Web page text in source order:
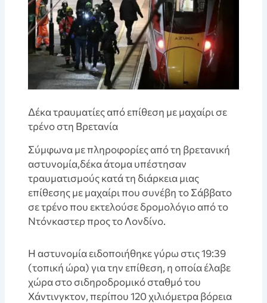
Δέκα τραυματίες από επίθεση με μαχαίρι σε
τρένο στη Βρετανία
Σύμφωνα με πληροφορίες από τη βρετανική
αστυνομία,δέκα άτομα υπέστησαν
τραυματισμούς κατά τη διάρκεια μιας
επίθεσης με μαχαίρι που συνέβη το Σάββατο
σε τρένο που εκτελούσε δρομολόγιο από το
Ντόνκαστερ προς το Λονδίνο.
Η αστυνομία ειδοποιήθηκε γύρω στις 19:39
(τοπική ώρα) για την επίθεση, η οποία έλαβε
χώρα στο σιδηροδρομικό σταθμό του
Χάντινγκτον, περίπου 120 χιλιόμετρα βόρεια